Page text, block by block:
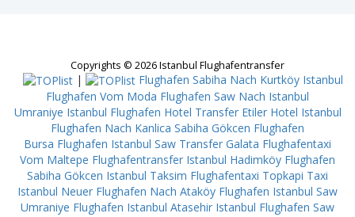
Copyrights © 2026 Istanbul Flughafentransfer
| Flughafen Sabiha Nach Kurtköy Istanbul
Flughafen Vom Moda Flughafen Saw Nach Istanbul
Umraniye Istanbul Flughafen Hotel Transfer Etiler Hotel Istanbul
Flughafen Nach Kanlica Sabiha Gökcen Flughafen
Bursa Flughafen Istanbul Saw Transfer Galata Flughafentaxi
Vom Maltepe Flughafentransfer Istanbul Hadimköy Flughafen
Sabiha Gökcen Istanbul Taksim Flughafentaxi Topkapi Taxi
Istanbul Neuer Flughafen Nach Ataköy Flughafen Istanbul Saw
Umraniye Flughafen Istanbul Atasehir Istanbul Flughafen Saw